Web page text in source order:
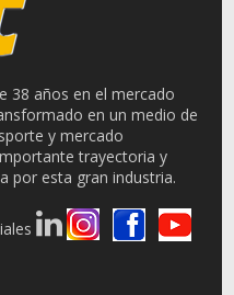
38 años en el mercado
en un medio de
y mercado
trayectoria y
por esta gran industria.